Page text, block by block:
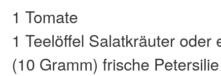
1 Tomate
1 Teelöffel Salatkräuter oder
(10 Gramm) frische Petersilie